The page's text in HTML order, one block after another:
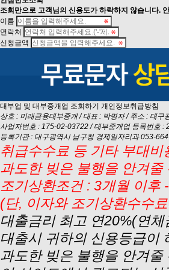
조회만으로 고객님의 신용도가 하락하지 않습니다.
이름
연락처
신청금액
대부업 및 대부중개업 조회하기 개인정보취급방침
상호 : 미래금융대부중개 / 대표 : 박명자 / 주소 : 대
사업자번호 : 175-02-03722 / 대부중개업 등록번호 :
등록기관 : 대구광역시 남구청 경제일자리과 053-
취급수수료 등 기타 부대
과도한 빚은 불행을 안겨줄
조기상환조건 : 3개월 이후
(단, 이자와 조기상환수수
대출금리 최고 연20%(연
대출시 귀하의 신용등급이
과도한 빚은 불행을 안겨줄